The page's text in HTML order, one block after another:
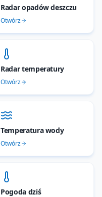
Radar opadów deszczu
Otwórz
Radar temperatury
Otwórz
Temperatura wody
Otwórz
Pogoda dziś